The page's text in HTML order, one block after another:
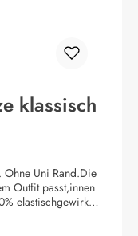
klassisch
Uni Rand.Die
Outfit passt,innen
elastischgewirkter